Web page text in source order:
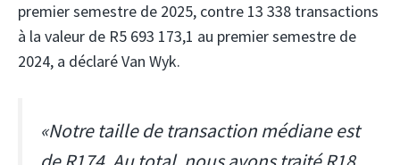
premier semestre de 2025, contre 13 338 transactions
à la valeur de R5 693 173,1 au premier semestre de
2024, a déclaré Van Wyk.
«Notre taille de transaction médiane est